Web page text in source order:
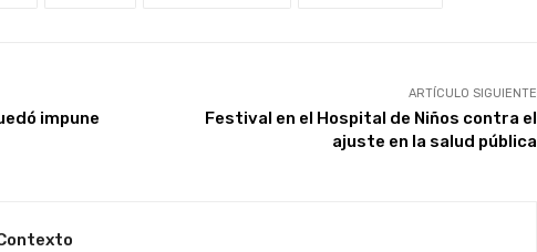
impune
ARTÍCULO SIGUIENTE
Festival en el Hospital de Niños contra el
ajuste en la salud pública